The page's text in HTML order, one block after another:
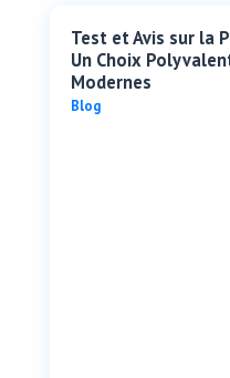
Test et Avis sur la
Un Choix
Modernes
Blog